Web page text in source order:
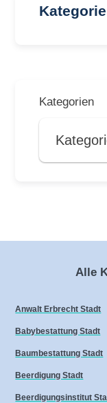
Kategorien
Alle
Anwalt Erbrecht Stadt
Babybestattung Stadt
Baumbestattung Stadt
Beerdigung Stadt
Beerdigungsinstitut